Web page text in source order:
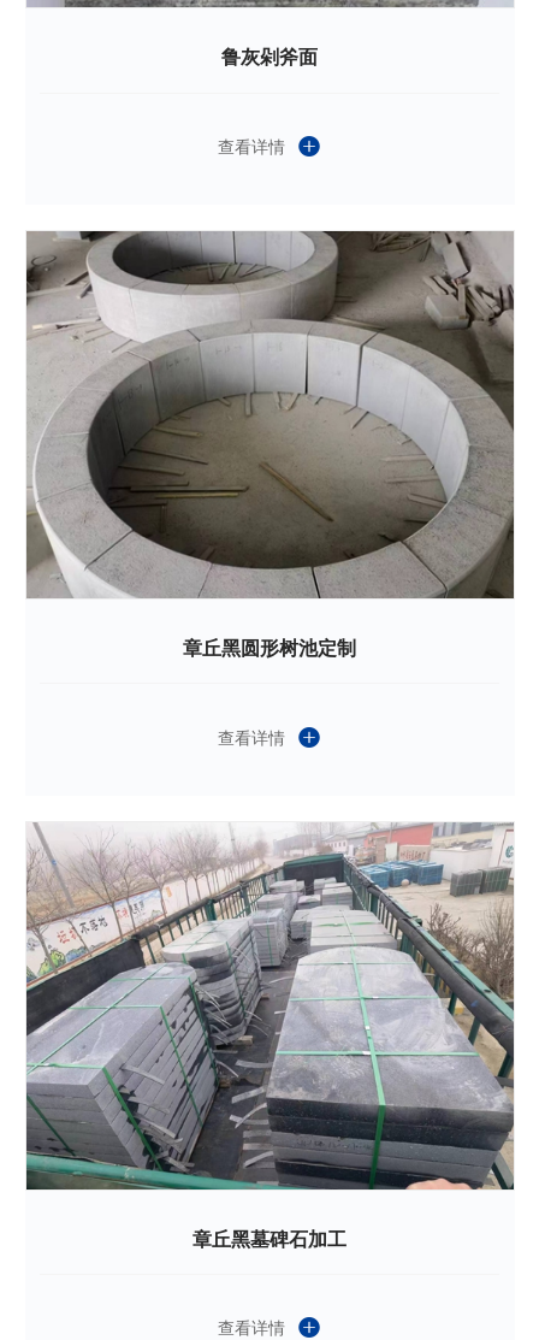
鲁灰剁斧面
查看详情
章丘黑圆形树池定制
查看详情
章丘黑墓碑石加工
查看详情